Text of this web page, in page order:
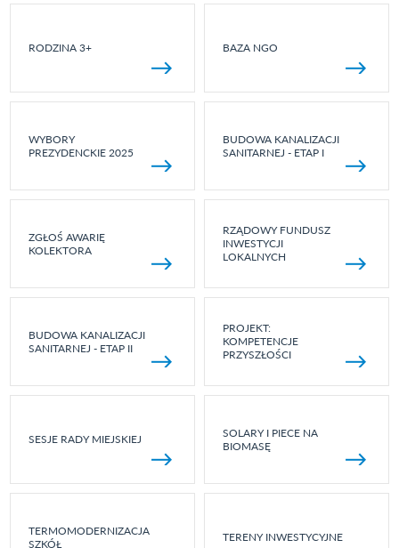
RODZINA 3+ BAZA NGO
WYBORY
PREZYDENCKIE 2025
BUDOWA KANALIZACJI
SANITARNEJ - ETAP I
ZGŁOŚ AWARIĘ
KOLEKTORA
RZĄDOWY FUNDUSZ
INWESTYCJI
LOKALNYCH
BUDOWA KANALIZACJI
SANITARNEJ - ETAP II
PROJEKT:
KOMPETENCJE
PRZYSZŁOŚCI
SESJE RADY MIEJSKIEJ
SOLARY I PIECE NA
BIOMASĘ
TERMOMODERNIZACJA
SZKÓŁ
TERENY INWESTYCYJNE